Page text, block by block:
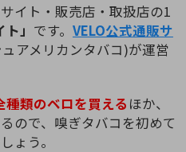
イト・販売店・取扱店の1
」 です。 VELO公式通販サ
アメリカンタバコ)が運営
種類のベロを買える ほか、
ので、嗅ぎタバコを初めて
ょう。